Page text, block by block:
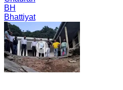
BH
Bhattiyat